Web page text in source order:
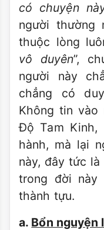
có chuyện
người thường
thuộc lòng
vô duyên”,
người này
chẳng có
Không tin vào
Ðộ Tam Kinh,
hành, mà lại
này, đây tức
trong đời này
thành tựu.
a. Bổn nguyện